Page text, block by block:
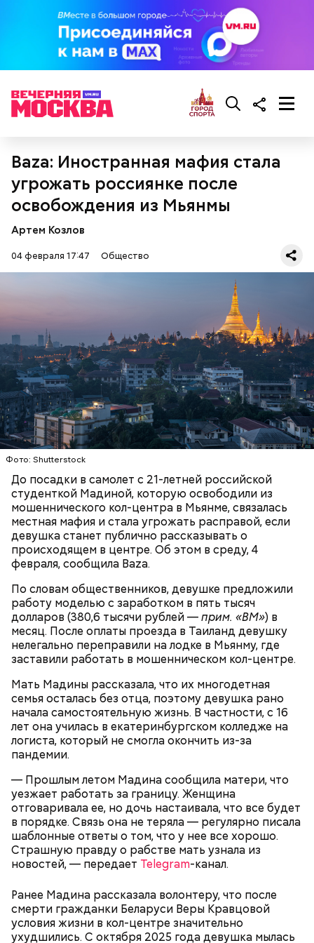
Baza: Иностранная мафия стала
угрожать россиянке после
освобождения из Мьянмы
Артем Козлов
04 февраля 17:47 Общество
Фото: Shutterstock
До посадки в самолет с 21-летней российской
студенткой Мадиной, которую освободили из
мошеннического кол-центра в Мьянме, связалась
местная мафия и стала угрожать расправой, если
девушка станет публично рассказывать о
происходящем в центре. Об этом в среду, 4
февраля, сообщила Baza.
По словам общественников, девушке предложили
работу моделью с заработком в пять тысяч
долларов (380,6 тысячи рублей —прим. «ВМ») в
месяц. После оплаты проезда в Таиланд девушку
нелегально переправили на лодке в Мьянму, где
заставили работать в мошенническом кол-центре.
Мать Мадины рассказала, что их многодетная
семья осталась без отца, поэтому девушка рано
начала самостоятельную жизнь. В частности, с 16
лет она училась в екатеринбургском колледже на
логиста, который не смогла окончить из-за
пандемии.
— Прошлым летом Мадина сообщила матери, что
уезжает работать за границу. Женщина
отговаривала ее, но дочь настаивала, что все будет
в порядке. Связь она не теряла — регулярно писала
шаблонные ответы о том, что у нее все хорошо.
Страшную правду о рабстве мать узнала из
новостей, — передает Telegram-канал.
Ранее Мадина рассказала волонтеру, что после
смерти гражданки Беларуси Веры Кравцовой
условия жизни в кол-центре значительно
ухудшились. С октября 2025 года девушка мылась
День «Счастье случается»
День «Счастье случается» был инициирован
Тайным обществом счастливых людей, чтобы
напомнить людям, что счастье на самом деле
кроется в мелочах. Отпраздновать этот день
можно, поделившись с другими людьми
счастливыми моментами из своей жизни.
Противень ставится в духовку, разогретую до 180–
190 градусов. Спагетти из кабачка нужно запекать
25–30 минут.
Уберут отеки и улучшат зрение:
о пользе кабачков
Кабачки, тушеные с курицей
Ингредиенты:
свежий базилик;
сливки жирностью 20 процентов.
Как приготовить домашний
Эндокринолог Куликова
объяснила, в чем заключается
фруктов